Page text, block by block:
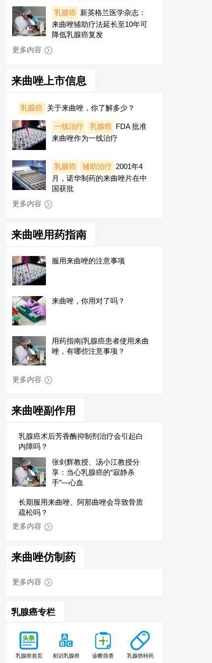
乳腺癌 新英格兰医学杂志：
来曲唑辅助疗法延长至10年可
降低乳腺癌复发
更多内容
来曲唑上市信息
乳腺癌 关于来曲唑，你了解多少？
一线治疗 乳腺癌 FDA 批准
来曲唑作为一线治疗
乳腺癌 辅助治疗 2001年4
月，诺华制药的来曲唑片在中
国获批
更多内容
来曲唑用药指南
服用来曲唑的注意事项
来曲唑，你用对了吗？
用药指南|乳腺癌患者使用来曲
唑，有哪些注意事项？
更多内容
来曲唑副作用
乳腺癌术后芳香酶抑制剂治疗会引起白
内障吗？
张剑辉教授、汤小江教授分
享：当心乳腺癌的“寂静杀
手”—心血
长期服用来曲唑、阿那曲唑会导致骨质
疏松吗？
更多内容
来曲唑仿制药
更多内容
乳腺癌专栏
乳腺癌首页 初识乳腺癌 诊断筛查 乳腺癌特药